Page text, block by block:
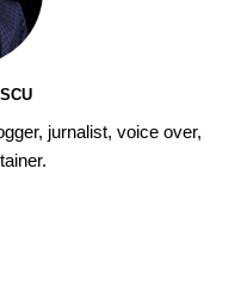
jurnalist, voice over,